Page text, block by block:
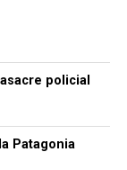
policial
Patagonia